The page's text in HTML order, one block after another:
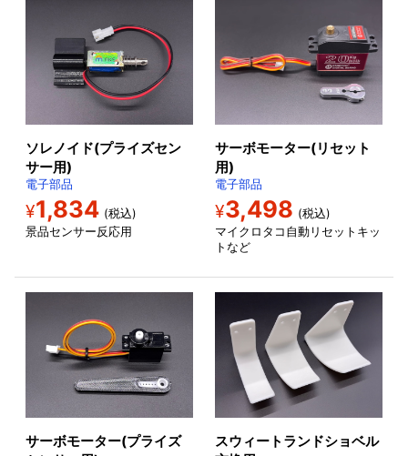
ソレノイド(プライズセン
サー用)
電子部品
¥1,834 (税込)
景品センサー反応用
サーボモーター(リセット
用)
電子部品
¥3,498 (税込)
マイクロタコ自動リセットキッ
トなど
サーボモーター(プライズ
スウィートランドショベル